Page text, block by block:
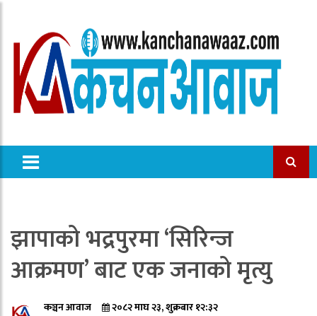
झापाको भद्रपुरमा ‘सिरिन्ज
आक्रमण’ बाट एक जनाको मृत्यु
कञ्चन आवाज २०८२ माघ २३, शुक्रबार १२:३२